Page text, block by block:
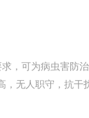
，可为病虫害防
无人职守，抗干